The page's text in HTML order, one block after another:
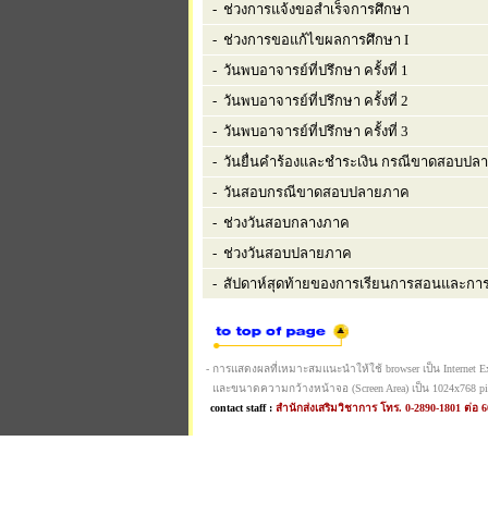
- ช่วงการแจ้งขอสำเร็จการศึกษา
- ช่วงการขอแก้ไขผลการศึกษา I
- วันพบอาจารย์ที่ปรึกษา ครั้งที่ 1
- วันพบอาจารย์ที่ปรึกษา ครั้งที่ 2
- วันพบอาจารย์ที่ปรึกษา ครั้งที่ 3
- วันยื่นคำร้องและชำระเงิน กรณีขาดสอบปล
- วันสอบกรณีขาดสอบปลายภาค
- ช่วงวันสอบกลางภาค
- ช่วงวันสอบปลายภาค
- สัปดาห์สุดท้ายของการเรียนการสอนและกา
- การแสดงผลที่เหมาะสมแนะนำให้ใช้ browser เป็น Internet
และขนาดความกว้างหน้าจอ (Screen Area) เป็น 1024x768
contact staff : สำนักส่งเสริมวิชาการ โทร. 0-2890-1801 ต่อ